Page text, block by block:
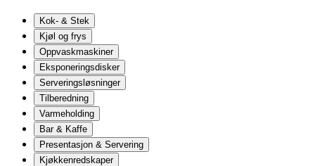
Kok- & Stek
Kjøl og frys
Oppvaskmaskiner
Eksponeringsdisker
Serveringsløsninger
Tilberedning
Varmeholding
Bar & Kaffe
Presentasjon & Servering
Kjøkkenredskaper